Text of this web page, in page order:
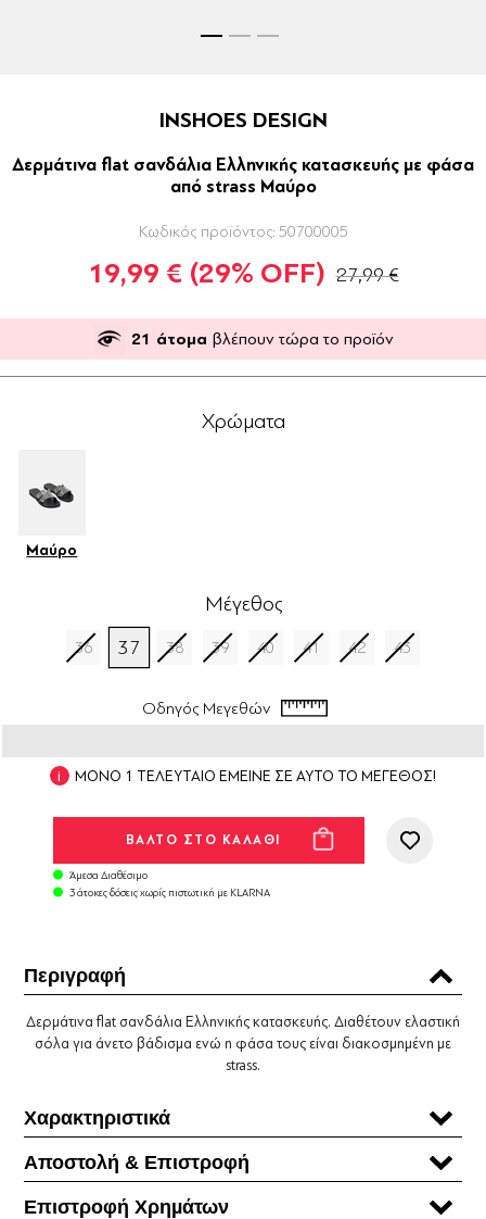
INSHOES DESIGN
Δερμάτινα flat σανδάλια Ελληνικής κατασκευής με φάσα
από strass Μαύρο
Κωδικός προϊόντος: 50700005
19,99 € (29% OFF) 27,99 €
21 άτομα βλέπουν τώρα το προϊόν
Χρώματα
Μαύρο
Μέγεθος
36 37 38 39 40 41 42 43
Οδηγός Μεγεθών
ΜΟΝΟ 1 ΤΕΛΕΥΤΑΙΟ ΕΜΕΙΝΕ ΣΕ ΑΥΤΟ ΤΟ ΜΕΓΕΘΟΣ!
Άμεσα Διαθέσιμο
3 άτοκες δόσεις χωρίς πιστωτική με KLARNA
Περιγραφή
Δερμάτινα flat σανδάλια Ελληνικής κατασκευής. Διαθέτουν ελαστική
σόλα για άνετο βάδισμα ενώ η φάσα τους είναι διακοσμημένη με
strass.
Χαρακτηριστικά
Αποστολή & Επιστροφή
Επιστροφή Χρηµάτων